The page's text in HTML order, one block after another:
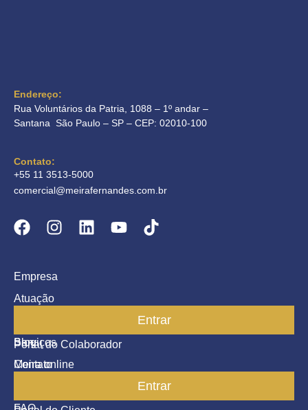
Endereço:
Rua Voluntários da Patria, 1088 – 1º andar –
Santana São Paulo – SP – CEP: 02010-100
Contato:
+55 11 3513-5000
comercial@meirafernandes.com.br
Empresa
Atuação
Blog
Contato
Portal do Colaborador
Entrar
Serviços
Meira online
Entrar